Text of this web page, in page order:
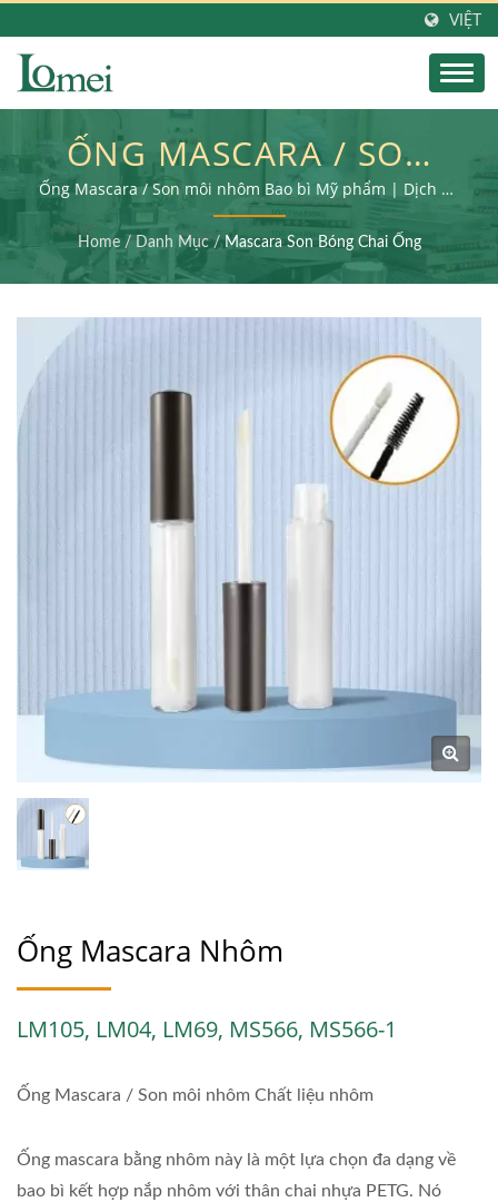
VIỆT
ỐNG MASCARA / SON
MÔI NHÔM CHẤT LIỆU
NHÔM | CÁCH MẠNG
HÓA LÀM ĐẸP VỚI BAO
BÌ MỸ PHẨM PCR:
TƯƠNG LAI CỦA BỀN
VỮNG | LOMEI
Ống Mascara / Son môi nhôm Bao bì Mỹ phẩm | Dịch vụ
bao gồm sản xuất bao bì mỹ phẩm, xử lý phụ và lắp ráp
sản phẩm cuối cùng
Home / Danh Mục / Mascara Son Bóng Chai Ống
Ống Mascara Nhôm
LM105, LM04, LM69, MS566, MS566-1
Ống Mascara / Son môi nhôm Chất liệu nhôm
Ống mascara bằng nhôm này là một lựa chọn đa dạng về
bao bì kết hợp nắp nhôm với thân chai nhựa PETG. Nó